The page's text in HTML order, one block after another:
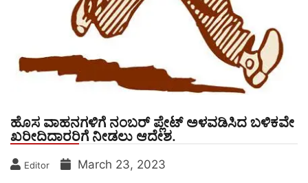
ಹೊಸ ವಾಹನಗಳಿಗೆ ನಂಬರ್ ಪ್ಲೇಟ್ ಅಳವಡಿಸಿದ ಬಳಿಕವೇ
ಖರೀದಿದಾರರಿಗೆ ನೀಡಲು ಆದೇಶ.
Editor March 23, 2023